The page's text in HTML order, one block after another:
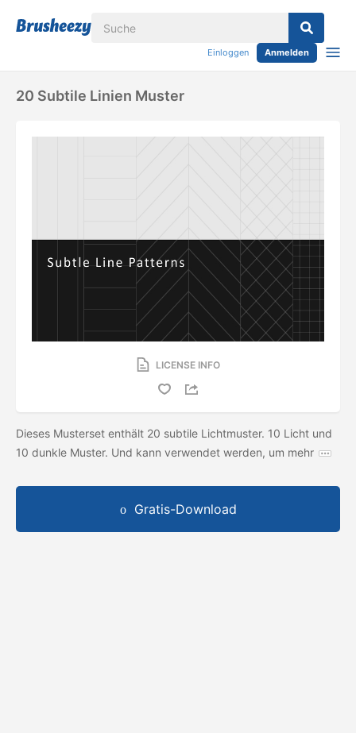
Einloggen Anmelden
20 Subtile Linien Muster
LICENSE INFO
Dieses Musterset enthält 20 subtile Lichtmuster. 10 Licht und
10 dunkle Muster. Und kann verwendet werden, um mehr
Gratis-Download